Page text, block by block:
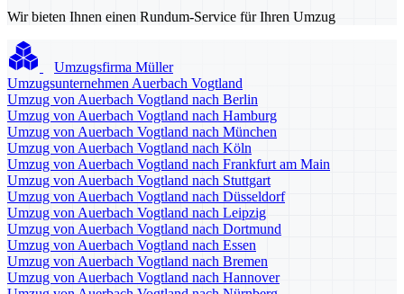
Wir bieten Ihnen einen Rundum-Service für Ihren Umzug
Umzugsfirma Müller
Umzugsunternehmen Auerbach Vogtland
Umzug von Auerbach Vogtland nach Berlin
Umzug von Auerbach Vogtland nach Hamburg
Umzug von Auerbach Vogtland nach München
Umzug von Auerbach Vogtland nach Köln
Umzug von Auerbach Vogtland nach Frankfurt am Main
Umzug von Auerbach Vogtland nach Stuttgart
Umzug von Auerbach Vogtland nach Düsseldorf
Umzug von Auerbach Vogtland nach Leipzig
Umzug von Auerbach Vogtland nach Dortmund
Umzug von Auerbach Vogtland nach Essen
Umzug von Auerbach Vogtland nach Bremen
Umzug von Auerbach Vogtland nach Hannover